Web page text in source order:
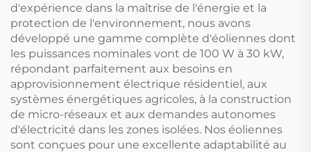
d'expérience dans la maîtrise de l'énergie et la
protection de l'environnement, nous avons
développé une gamme complète d'éoliennes dont
les puissances nominales vont de 100 W à 30 kW,
répondant parfaitement aux besoins en
approvisionnement électrique résidentiel, aux
systèmes énergétiques agricoles, à la construction
de micro-réseaux et aux demandes autonomes
d'électricité dans les zones isolées. Nos éoliennes
sont conçues pour une excellente adaptabilité au